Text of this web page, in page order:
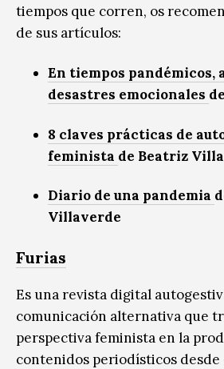
tiempos que corren, os
de sus artículos:
En tiempos pandémicos,
desastres emocionales
8 claves prácticas de
feminista de Beatriz
Diario de una pandemia
Villaverde
Furias
Es una revista digital
comunicación alternativa que
perspectiva feminista en la
contenidos periodísticos desde